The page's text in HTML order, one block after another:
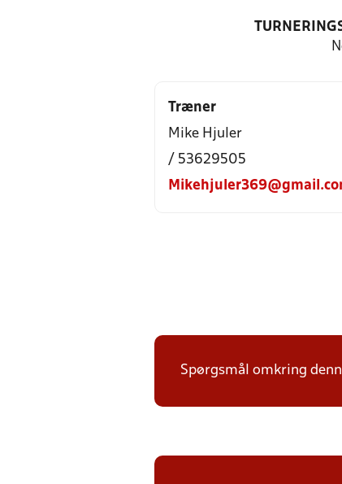
Træner
Mike Hjuler
/ 53629505
Spørgsmål omkring